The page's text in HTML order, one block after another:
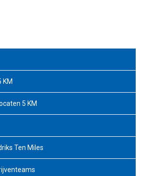
KM
5 KM
Ten Miles